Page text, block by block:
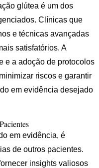
glútea é um dos
Clínicas que
e técnicas avançadas
satisfatórios. A
e a adoção de protocolos
riscos e garantir
em evidência desejado
em evidência, é
de outros pacientes.
insights valiosos